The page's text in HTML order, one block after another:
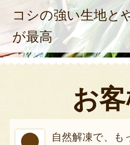
コシの強い生地と
が最高
お
自然解凍で、も